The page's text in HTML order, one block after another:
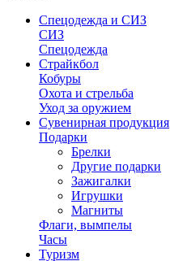
Спецодежда и СИЗ
СИЗ
Спецодежда
Страйкбол
Кобуры
Охота и стрельба
Уход за оружием
Сувенирная продукция
Подарки
Брелки
Другие подарки
Зажигалки
Игрушки
Магниты
Флаги, вымпелы
Часы
Туризм